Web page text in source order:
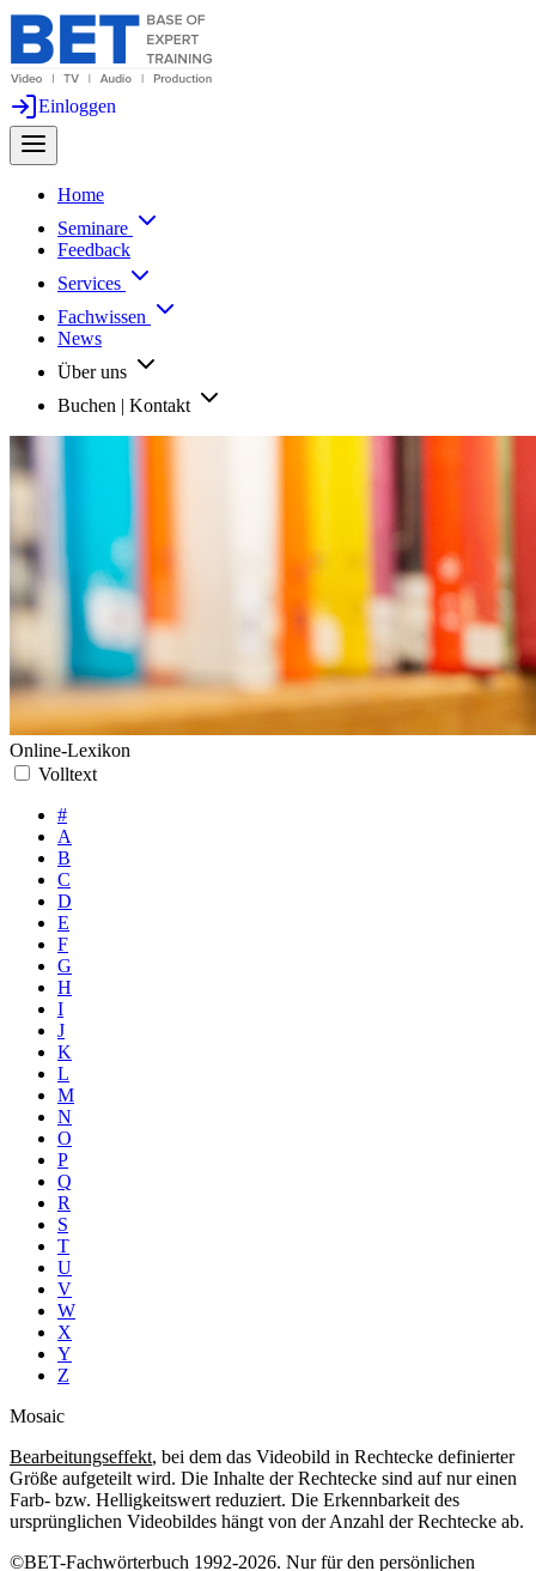
Einloggen
Home
Seminare
Feedback
Services
Fachwissen
News
Über uns
Buchen | Kontakt
Online-Lexikon
Volltext
#
A
B
C
D
E
F
G
H
I
J
K
L
M
N
O
P
Q
R
S
T
U
V
W
X
Y
Z
Mosaic
Bearbeitungseffekt, bei dem das Videobild in Rechtecke definierter
Größe aufgeteilt wird. Die Inhalte der Rechtecke sind auf nur einen
Farb- bzw. Helligkeitswert reduziert. Die Erkennbarkeit des
ursprünglichen Videobildes hängt von der Anzahl der Rechtecke ab.
©BET-Fachwörterbuch 1992-2026. Nur für den persönlichen